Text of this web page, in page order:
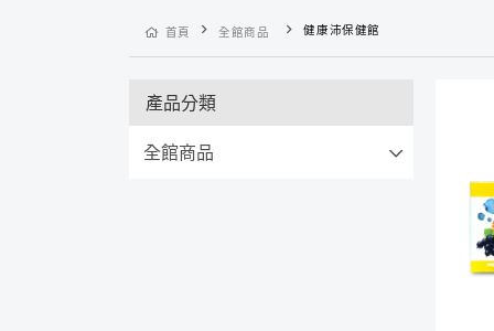
首頁 全館商品 健康沛保健館
產品分類
全館商品